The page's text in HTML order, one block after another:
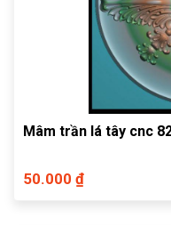
Mâm trần lá tây cnc
50.000 ₫